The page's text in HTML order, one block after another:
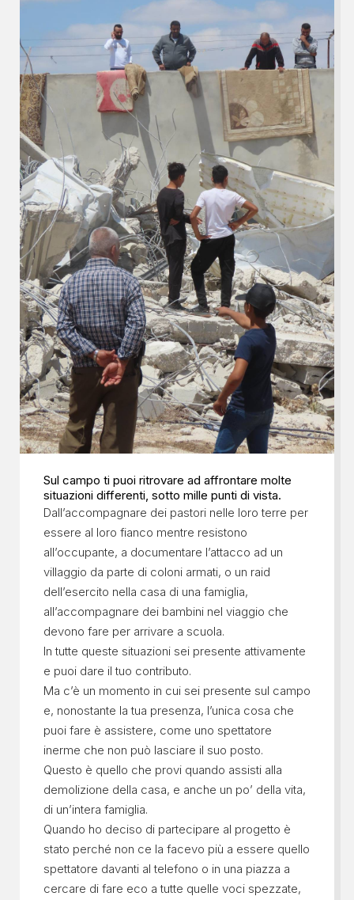
Sul campo ti puoi ritrovare ad affrontare molte
situazioni differenti, sotto mille punti di vista.
Dall’accompagnare dei pastori nelle loro terre per
essere al loro fianco mentre resistono
all’occupante, a documentare l’attacco ad un
villaggio da parte di coloni armati, o un raid
dell’esercito nella casa di una famiglia,
all’accompagnare dei bambini nel viaggio che
devono fare per arrivare a scuola.
In tutte queste situazioni sei presente attivamente
e puoi dare il tuo contributo.
Ma c’è un momento in cui sei presente sul campo
e, nonostante la tua presenza, l’unica cosa che
puoi fare è assistere, come uno spettatore
inerme che non può lasciare il suo posto.
Questo è quello che provi quando assisti alla
demolizione della casa, e anche un po’ della vita,
di un’intera famiglia.
Quando ho deciso di partecipare al progetto è
stato perché non ce la facevo più a essere quello
spettatore davanti al telefono o in una piazza a
cercare di fare eco a tutte quelle voci spezzate,